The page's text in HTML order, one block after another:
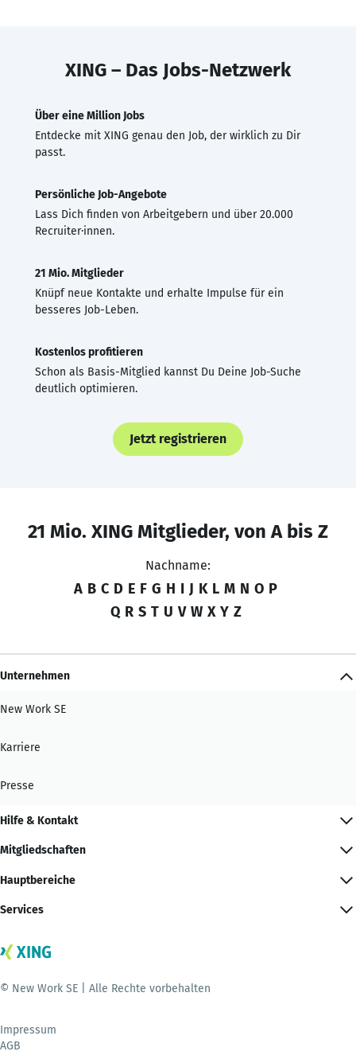
XING – Das Jobs-Netzwerk
Über eine Million Jobs
Entdecke mit XING genau den Job, der wirklich zu Dir
passt.
Persönliche Job-Angebote
Lass Dich finden von Arbeitgebern und über 20.000
Recruiter·innen.
21 Mio. Mitglieder
Knüpf neue Kontakte und erhalte Impulse für ein
besseres Job-Leben.
Kostenlos profitieren
Schon als Basis-Mitglied kannst Du Deine Job-Suche
deutlich optimieren.
Jetzt registrieren
21 Mio. XING Mitglieder, von A bis Z
Nachname:
A B C D E F G H I J K L M N O P
Q R S T U V W X Y Z
Unternehmen
New Work SE
Karriere
Presse
Hilfe & Kontakt
Mitgliedschaften
Hauptbereiche
Services
© New Work SE | Alle Rechte vorbehalten
Impressum
AGB